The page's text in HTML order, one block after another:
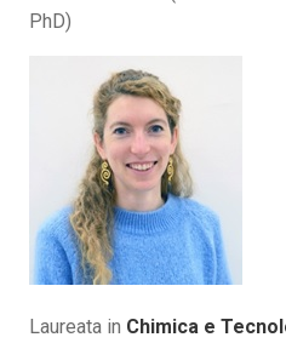
PhD)
Laureata in Chimica e